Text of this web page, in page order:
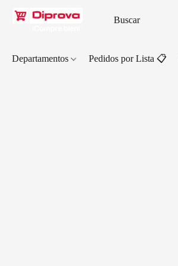
Departamentos Pedidos por Lista 📋